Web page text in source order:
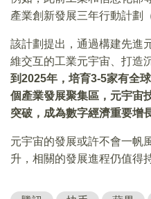
產業創新發展三年行動計劃
該計劃提出，通過構建先進
維交互的工業元宇宙、打造
到2025年，培育3-5家有全
個產業發展聚集區，元宇宙
突破，成為數字經濟重要增
元宇宙的發展或許不會一帆
升，相關的發展進程仍值得